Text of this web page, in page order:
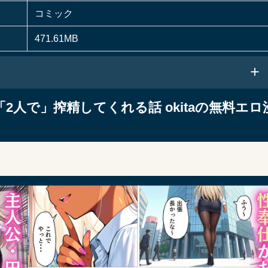
コミック
471.61MB
人で」搾精してくれる話 okitaの無料エロ